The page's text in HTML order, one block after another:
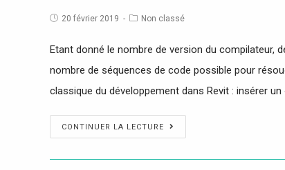
20 février 2019 Non classé
Etant donné le nombre de version du compilateur,
nombre de séquences de code possible pour
classique du développement dans Revit : insérer
CONTINUER LA LECTURE